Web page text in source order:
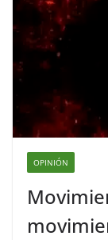
OPINIÓN